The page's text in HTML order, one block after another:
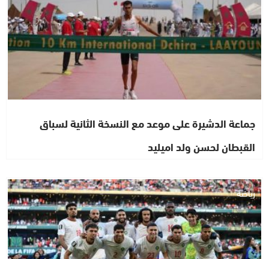
جماعة الدشيرة على موعد مع النسخة الثانية لسباق
القبطان لحسن ولد اميليد
رياضة